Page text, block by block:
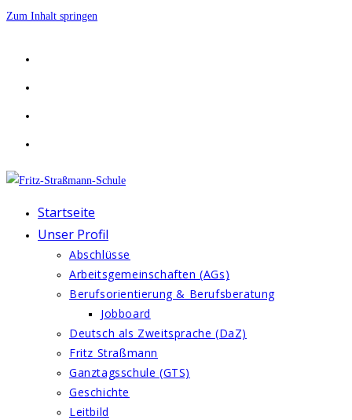
Zum Inhalt springen
Startseite
Unser Profil
Abschlüsse
Arbeitsgemeinschaften (AGs)
Berufsorientierung & Berufsberatung
Jobboard
Deutsch als Zweitsprache (DaZ)
Fritz Straßmann
Ganztagsschule (GTS)
Geschichte
Leitbild